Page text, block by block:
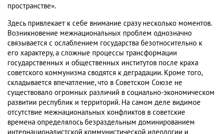
пространстве».
Здесь привлекает к себе внимание сразу несколько моментов.
Возникновение межнациональных проблем однозначно
связывается с ослаблением государства безотносительно к
его характеру, а сложные процессы трансформации
государственных и общественных институтов после краха
советского коммунизма сводятся к деградации. Кроме того,
складывается впечатление, что в Советском Союзе не
существовало огромных различий в социально-экономическом
развитии республик и территорий. На самом деле видимое
отсутствие межнациональных конфликтов в советские
времена определялось безраздельным доминированием
интернационалистской коммунистической идеологии и